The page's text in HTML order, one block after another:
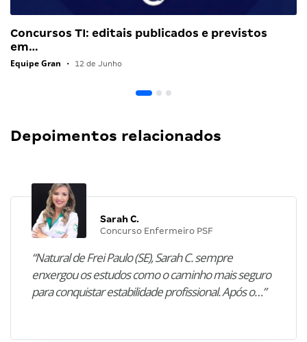
Concursos TI: editais publicados e previstos
em…
Equipe Gran • 12 de Junho
Depoimentos relacionados
Sarah C.
Concurso Enfermeiro PSF
“Natural de Frei Paulo (SE), Sarah C. sempre
enxergou os estudos como o caminho mais seguro
para conquistar estabilidade profissional. Após o…”